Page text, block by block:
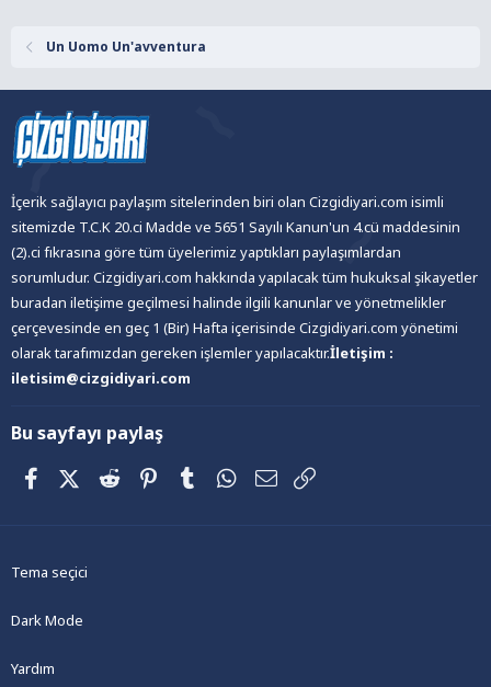
Un Uomo Un'avventura
İçerik sağlayıcı paylaşım sitelerinden biri olan Cizgidiyari.com isimli
sitemizde T.C.K 20.ci Madde ve 5651 Sayılı Kanun'un 4.cü maddesinin
(2).ci fıkrasına göre tüm üyelerimiz yaptıkları paylaşımlardan
sorumludur. Cizgidiyari.com hakkında yapılacak tüm hukuksal şikayetler
buradan iletişime geçilmesi halinde ilgili kanunlar ve yönetmelikler
çerçevesinde en geç 1 (Bir) Hafta içerisinde Cizgidiyari.com yönetimi
olarak tarafımızdan gereken işlemler yapılacaktır.İletişim :
iletisim@cizgidiyari.com
Bu sayfayı paylaş
FacebookX (Twitter)
Reddit PinterestTumblrWhatsApp
E-posta
Tema seçici
Dark Mode
Yardım